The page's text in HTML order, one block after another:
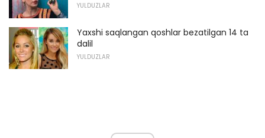
YULDUZLAR
Yaxshi saqlangan qoshlar bezatilgan 14 ta
dalil
YULDUZLAR